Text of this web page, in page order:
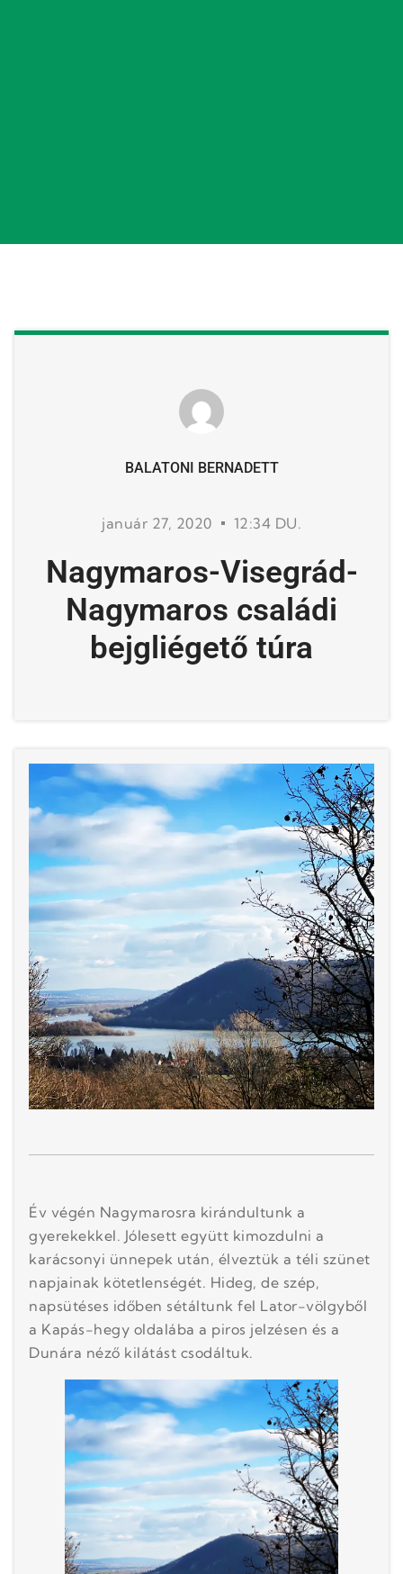
BALATONI BERNADETT
január 27, 2020 12:34 DU.
Nagymaros-Visegrád-
Nagymaros családi
bejgliégető túra
Év végén Nagymarosra kirándultunk a
gyerekekkel. Jólesett együtt kimozdulni a
karácsonyi ünnepek után, élveztük a téli szünet
napjainak kötetlenségét. Hideg, de szép,
napsütéses időben sétáltunk fel Lator-völgyből
a Kapás-hegy oldalába a piros jelzésen és a
Dunára néző kilátást csodáltuk.